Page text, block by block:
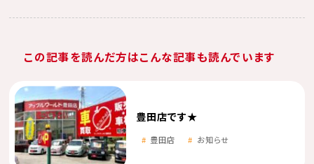
この記事を読んだ方はこんな記事も読んでいます
豊田店です★
豊田店 お知らせ